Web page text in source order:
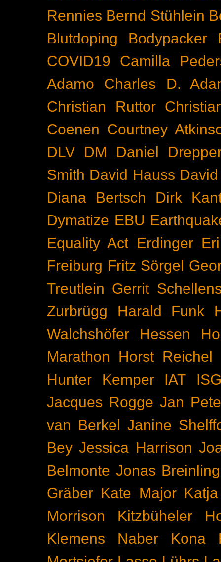
Rennies Bernd Stühlein
Blutdoping
Bodypacker
COVID19
Camilla
Adamo
Charles D.
Christian Ruttor
Coenen Courtney
DLV
DM
Daniel
Smith David Hauss
Diana Bertsch
Dirk
Dymatize EBU
Equality Act Erdinger
Freiburg Fritz Sörgel
Treutlein Gerrit
Zurbrügg
Harald Funk
Walchshöfer
Hessen
Marathon
Horst Reichel
Hunter Kemper
IAT
Jacques Rogge Jan
van Berkel Janine
Bey Jessica Harrison
Belmonte Jonas
Gräber Kate Major
Morrison
Kitzbüheler
Klemens Naber
Kona